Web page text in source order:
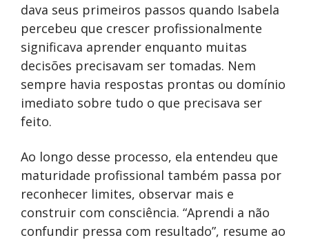
dava seus primeiros passos quando Isabela
percebeu que crescer profissionalmente
significava aprender enquanto muitas
decisões precisavam ser tomadas. Nem
sempre havia respostas prontas ou domínio
imediato sobre tudo o que precisava ser
feito.
Ao longo desse processo, ela entendeu que
maturidade profissional também passa por
reconhecer limites, observar mais e
construir com consciência. “Aprendi a não
confundir pressa com resultado”, resume ao